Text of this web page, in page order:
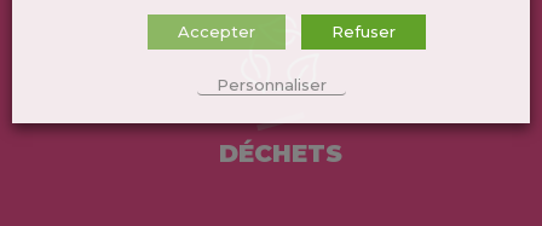
DÉCHETS
Accepter Refuser
Personnaliser